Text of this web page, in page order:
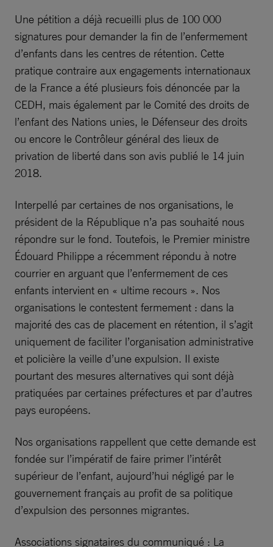
Une pétition a déjà recueilli plus de 100 000
signatures pour demander la fin de l’enfermement
d’enfants dans les centres de rétention. Cette
pratique contraire aux engagements internationaux
de la France a été plusieurs fois dénoncée par la
CEDH, mais également par le Comité des droits de
l’enfant des Nations unies, le Défenseur des droits
ou encore le Contrôleur général des lieux de
privation de liberté dans son avis publié le 14 juin
2018.
Interpellé par certaines de nos organisations, le
président de la République n’a pas souhaité nous
répondre sur le fond. Toutefois, le Premier ministre
Édouard Philippe a récemment répondu à notre
courrier en arguant que l’enfermement de ces
enfants intervient en « ultime recours ». Nos
organisations le contestent fermement : dans la
majorité des cas de placement en rétention, il s’agit
uniquement de faciliter l’organisation administrative
et policière la veille d’une expulsion. Il existe
pourtant des mesures alternatives qui sont déjà
pratiquées par certaines préfectures et par d’autres
pays européens.
Nos organisations rappellent que cette demande est
fondée sur l’impératif de faire primer l’intérêt
supérieur de l’enfant, aujourd’hui négligé par le
gouvernement français au profit de sa politique
d’expulsion des personnes migrantes.
Associations signataires du communiqué : La